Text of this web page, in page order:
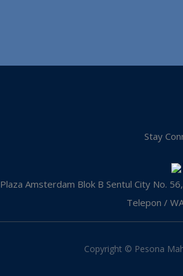
Stay
Plaza Amsterdam Blok B Sentul City No.
Telepon /
Copyright © Pesona